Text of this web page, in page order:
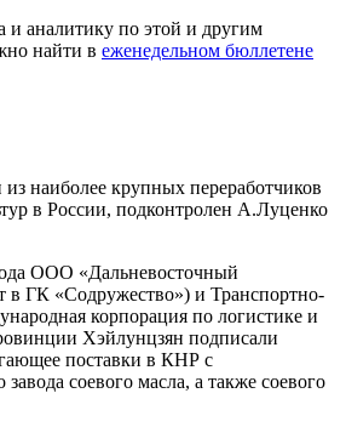
и аналитику по этой и другим
найти в еженедельном бюллетене
наиболее крупных переработчиков
в России, подконтролен А.Луценко
ООО «Дальневосточный
в ГК «Содружество») и Транспортно-
корпорация по логистике и
Хэйлунцзян подписали
поставки в КНР с
соевого масла, а также соевого